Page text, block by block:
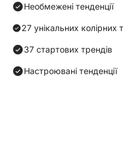
Необмежені тенденції
27 унікальних колірних
37 стартових трендів
Настроювані тенденції